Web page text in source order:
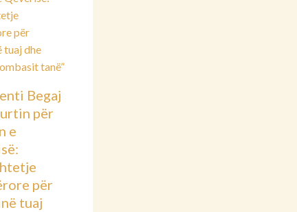
Begaj
për
e
për
tuaj